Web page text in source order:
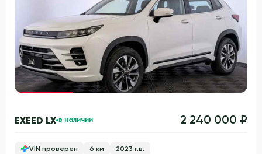
Гарантия 3 года
EXEED LX в наличии 2 240 000 ₽
VIN проверен 6 км 2023 г.в.